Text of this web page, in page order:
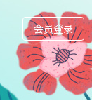
会员登录